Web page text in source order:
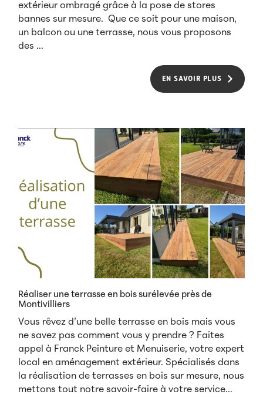
extérieur ombragé grâce à la pose de stores
bannes sur mesure. Que ce soit pour une maison,
un balcon ou une terrasse, nous vous proposons
des ...
EN SAVOIR PLUS
Réaliser une terrasse en bois surélevée près de
Montivilliers
Vous rêvez d’une belle terrasse en bois mais vous
ne savez pas comment vous y prendre ? Faites
appel à Franck Peinture et Menuiserie, votre expert
local en aménagement extérieur. Spécialisés dans
la réalisation de terrasses en bois sur mesure, nous
mettons tout notre savoir-faire à votre service...